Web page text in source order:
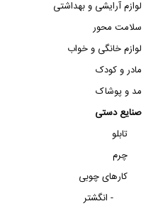
لوازم آرایشی و بهداشتی
سلامت محور
لوازم خانگی و خواب
مادر و کودک
مد و پوشاک
صنایع دستی
تابلو
چرم
کارهای چوبی
انگشتر -